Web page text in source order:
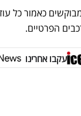
כאמור כל
הפרטיים.
עקבו אחרינו